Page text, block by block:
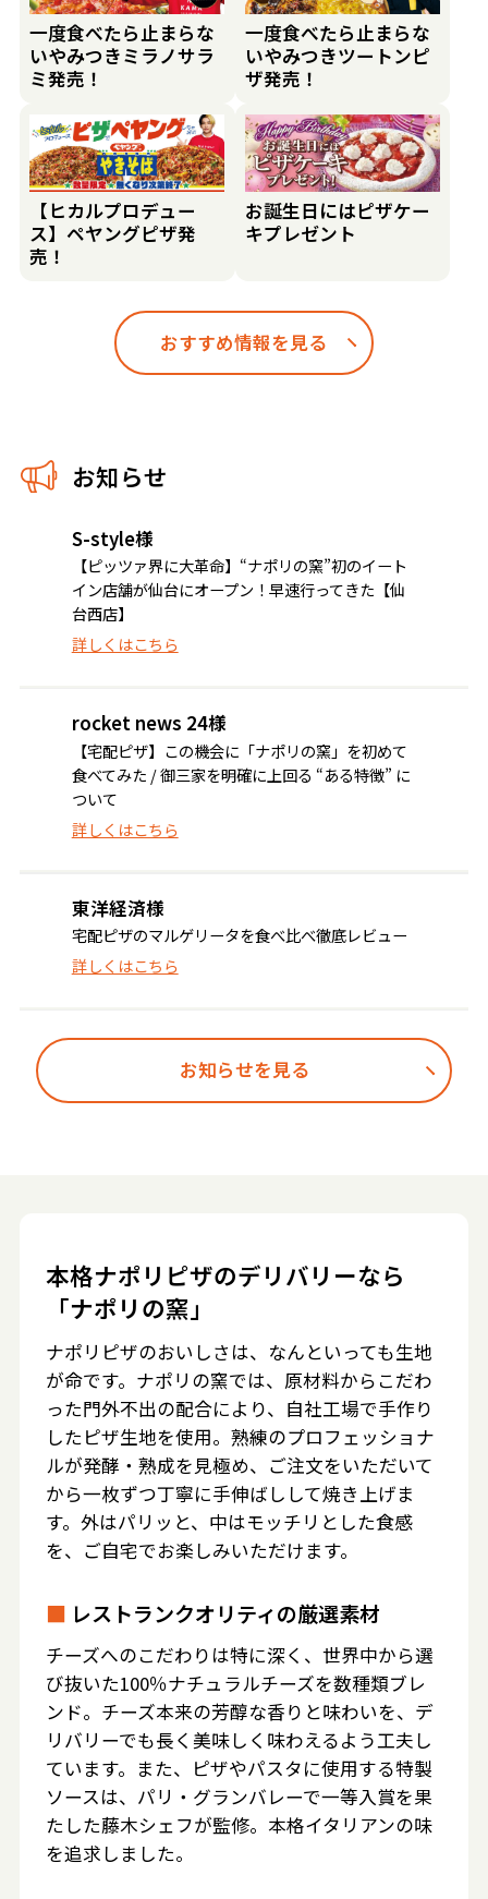
一度食べたら止まらな
いやみつきミラノサラ
ミ発売！
一度食べたら止まらな
いやみつきツートンピ
ザ発売！
【ヒカルプロデュー
ス】ペヤングピザ発
売！
お誕生日にはピザケー
キプレゼント
おすすめ情報を見る
お知らせ
S-style様
【ピッツァ界に大革命】“ナポリの窯”初のイート
イン店舗が仙台にオープン！早速行ってきた【仙
台西店】
詳しくはこちら
rocket news 24様
【宅配ピザ】この機会に「ナポリの窯」を初めて
食べてみた / 御三家を明確に上回る “ある特徴” に
ついて
詳しくはこちら
東洋経済様
宅配ピザのマルゲリータを食べ比べ徹底レビュー
詳しくはこちら
お知らせを見る
本格ナポリピザのデリバリーなら
「ナポリの窯」
ナポリピザのおいしさは、なんといっても生地
が命です。ナポリの窯では、原材料からこだわ
った門外不出の配合により、自社工場で手作り
したピザ生地を使用。熟練のプロフェッショナ
ルが発酵・熟成を見極め、ご注文をいただいて
から一枚ずつ丁寧に手伸ばしして焼き上げま
す。外はパリッと、中はモッチリとした食感
を、ご自宅でお楽しみいただけます。
■ レストランクオリティの厳選素材
チーズへのこだわりは特に深く、世界中から選
び抜いた100％ナチュラルチーズを数種類ブレ
ンド。チーズ本来の芳醇な香りと味わいを、デ
リバリーでも長く美味しく味わえるよう工夫し
ています。また、ピザやパスタに使用する特製
ソースは、パリ・グランバレーで一等入賞を果
たした藤木シェフが監修。本格イタリアンの味
を追求しました。